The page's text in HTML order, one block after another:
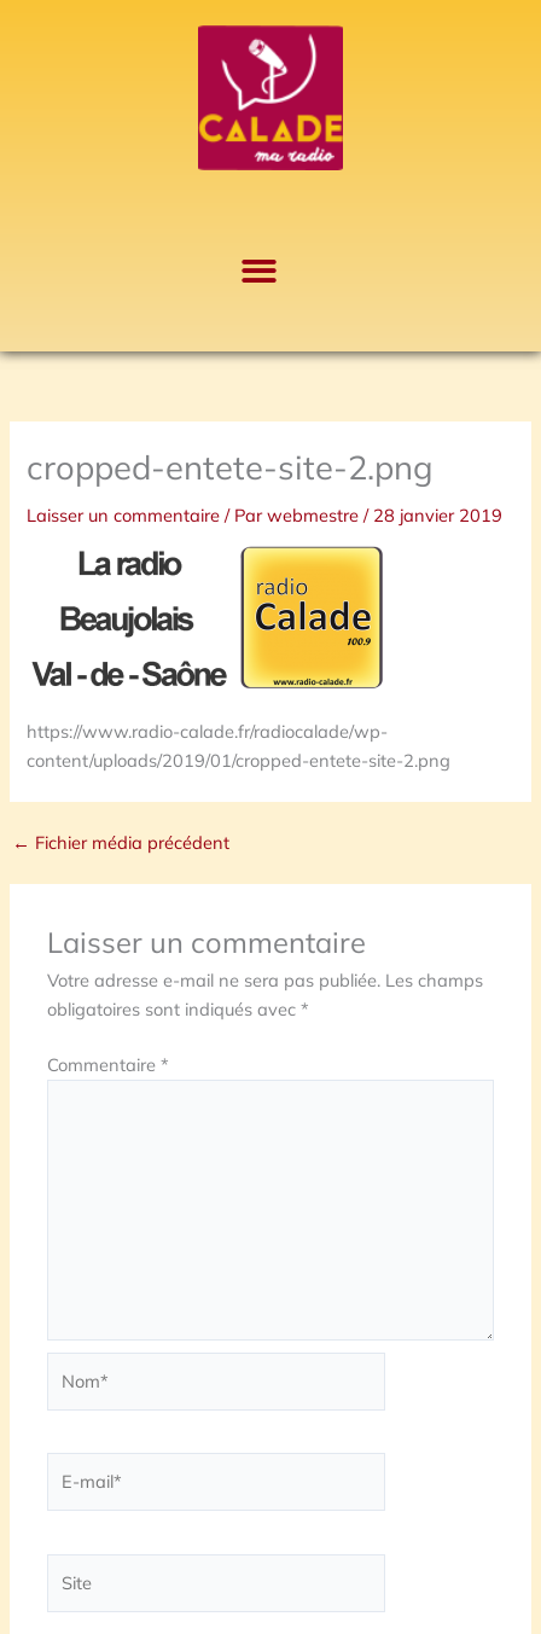
cropped-entete-site-2.png
Laisser un commentaire / Parwebmestre/ 28 janvier 2019
https://www.radio-calade.fr/radiocalade/wp-
content/uploads/2019/01/cropped-entete-site-2.png
← Fichier média précédent
Laisser un commentaire
Votre adresse e-mail ne sera pas publiée. Les champs
obligatoires sont indiqués avec*
Commentaire*
mail*